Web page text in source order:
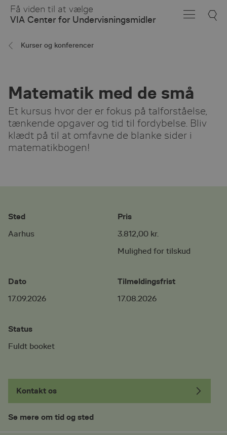
Skip
Main
Få viden til at vælge
VIA Center for Undervisningsmidler
Kurser og konferencer
Matematik med de små
Et kursus hvor der er fokus på talforståelse,
tænkende opgaver og tid til fordybelse. Bliv
klædt på til at omfavne de blanke sider i
matematikbogen!
Sted
Aarhus
Pris
3.812,00 kr.
Mulighed for tilskud
Dato
17.09.2026
Tilmeldingsfrist
17.08.2026
Status
Fuldt booket
Kontakt os
Se mere om tid og sted